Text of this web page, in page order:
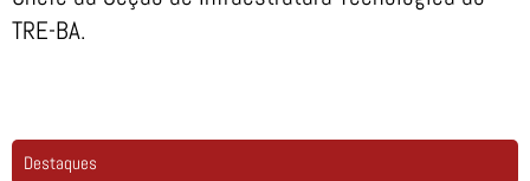
TRE-BA.
Destaques